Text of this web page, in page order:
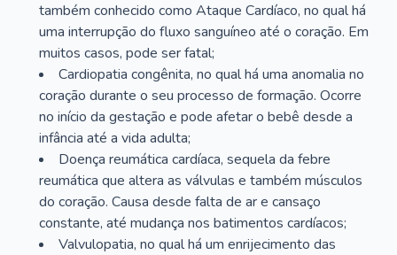
também conhecido como Ataque Cardíaco, no qual há
uma interrupção do fluxo sanguíneo até o coração. Em
muitos casos, pode ser fatal;
Cardiopatia congênita, no qual há uma anomalia no
coração durante o seu processo de formação. Ocorre
no início da gestação e pode afetar o bebê desde a
infância até a vida adulta;
Doença reumática cardíaca, sequela da febre
reumática que altera as válvulas e também músculos
do coração. Causa desde falta de ar e cansaço
constante, até mudança nos batimentos cardíacos;
Valvulopatia, no qual há um enrijecimento das